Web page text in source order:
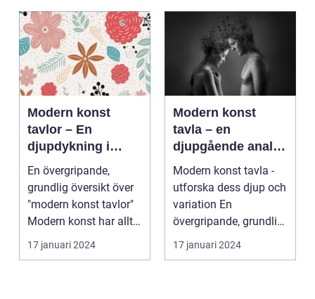
Modern konst
tavlor – En
djupdykning i
konstvärlden
En övergripande,
grundlig översikt över
"modern konst tavlor"
Modern konst har alltid
varit en dyna...
17 januari 2024
Modern konst
tavla – en
djupgående analys
av denna
konstform
Modern konst tavla -
utforska dess djup och
variation En
övergripande, grundlig
översikt över "mod...
17 januari 2024